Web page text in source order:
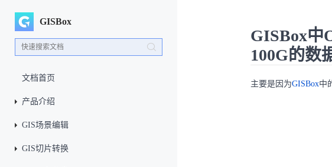
GISBox
文档首页
产品介绍
GIS场景编辑
GIS切片转换
GISBox中
100G的数
主要是因为GISBox中